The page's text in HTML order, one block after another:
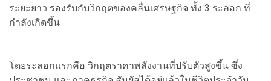
ระยะยาว รองรับกับวิกฤตของคลื่นเศรษฐกิจ ทั้ง 3 ระลอก ที่
กำลังเกิดขึ้น
โดยระลอกแรกคือ วิกฤตราคาพลังงานที่ปรับตัวสูงขึ้น ซึ่ง